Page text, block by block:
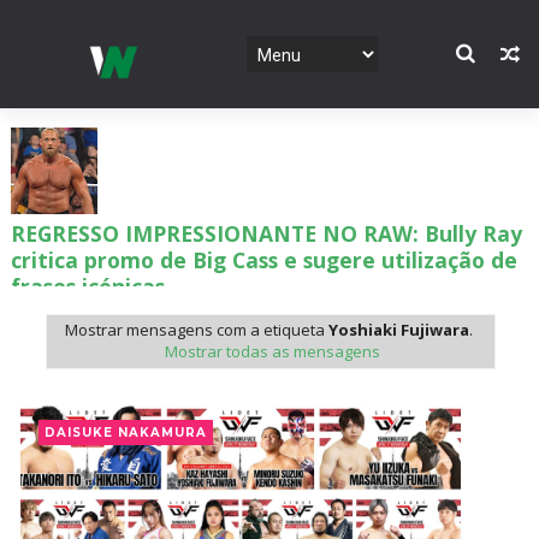
REGRESSO IMPRESSIONANTE NO RAW: Bully Ray
critica promo de Big Cass e sugere utilização de
frases icónicas
Unknown-Aug 06 2026
Will Ospreay supera Mark Davis num brutal
Street Fight com arame farpado
Unknown-Aug 06 2026
Mostrar mensagens com a etiquetaYoshiaki Fujiwara.
Mostrar todas as mensagens
DAISUKE NAKAMURA